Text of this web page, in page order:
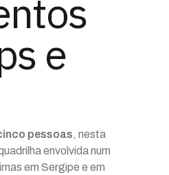
e
pessoas, nesta
envolvida num
em Sergipe e em